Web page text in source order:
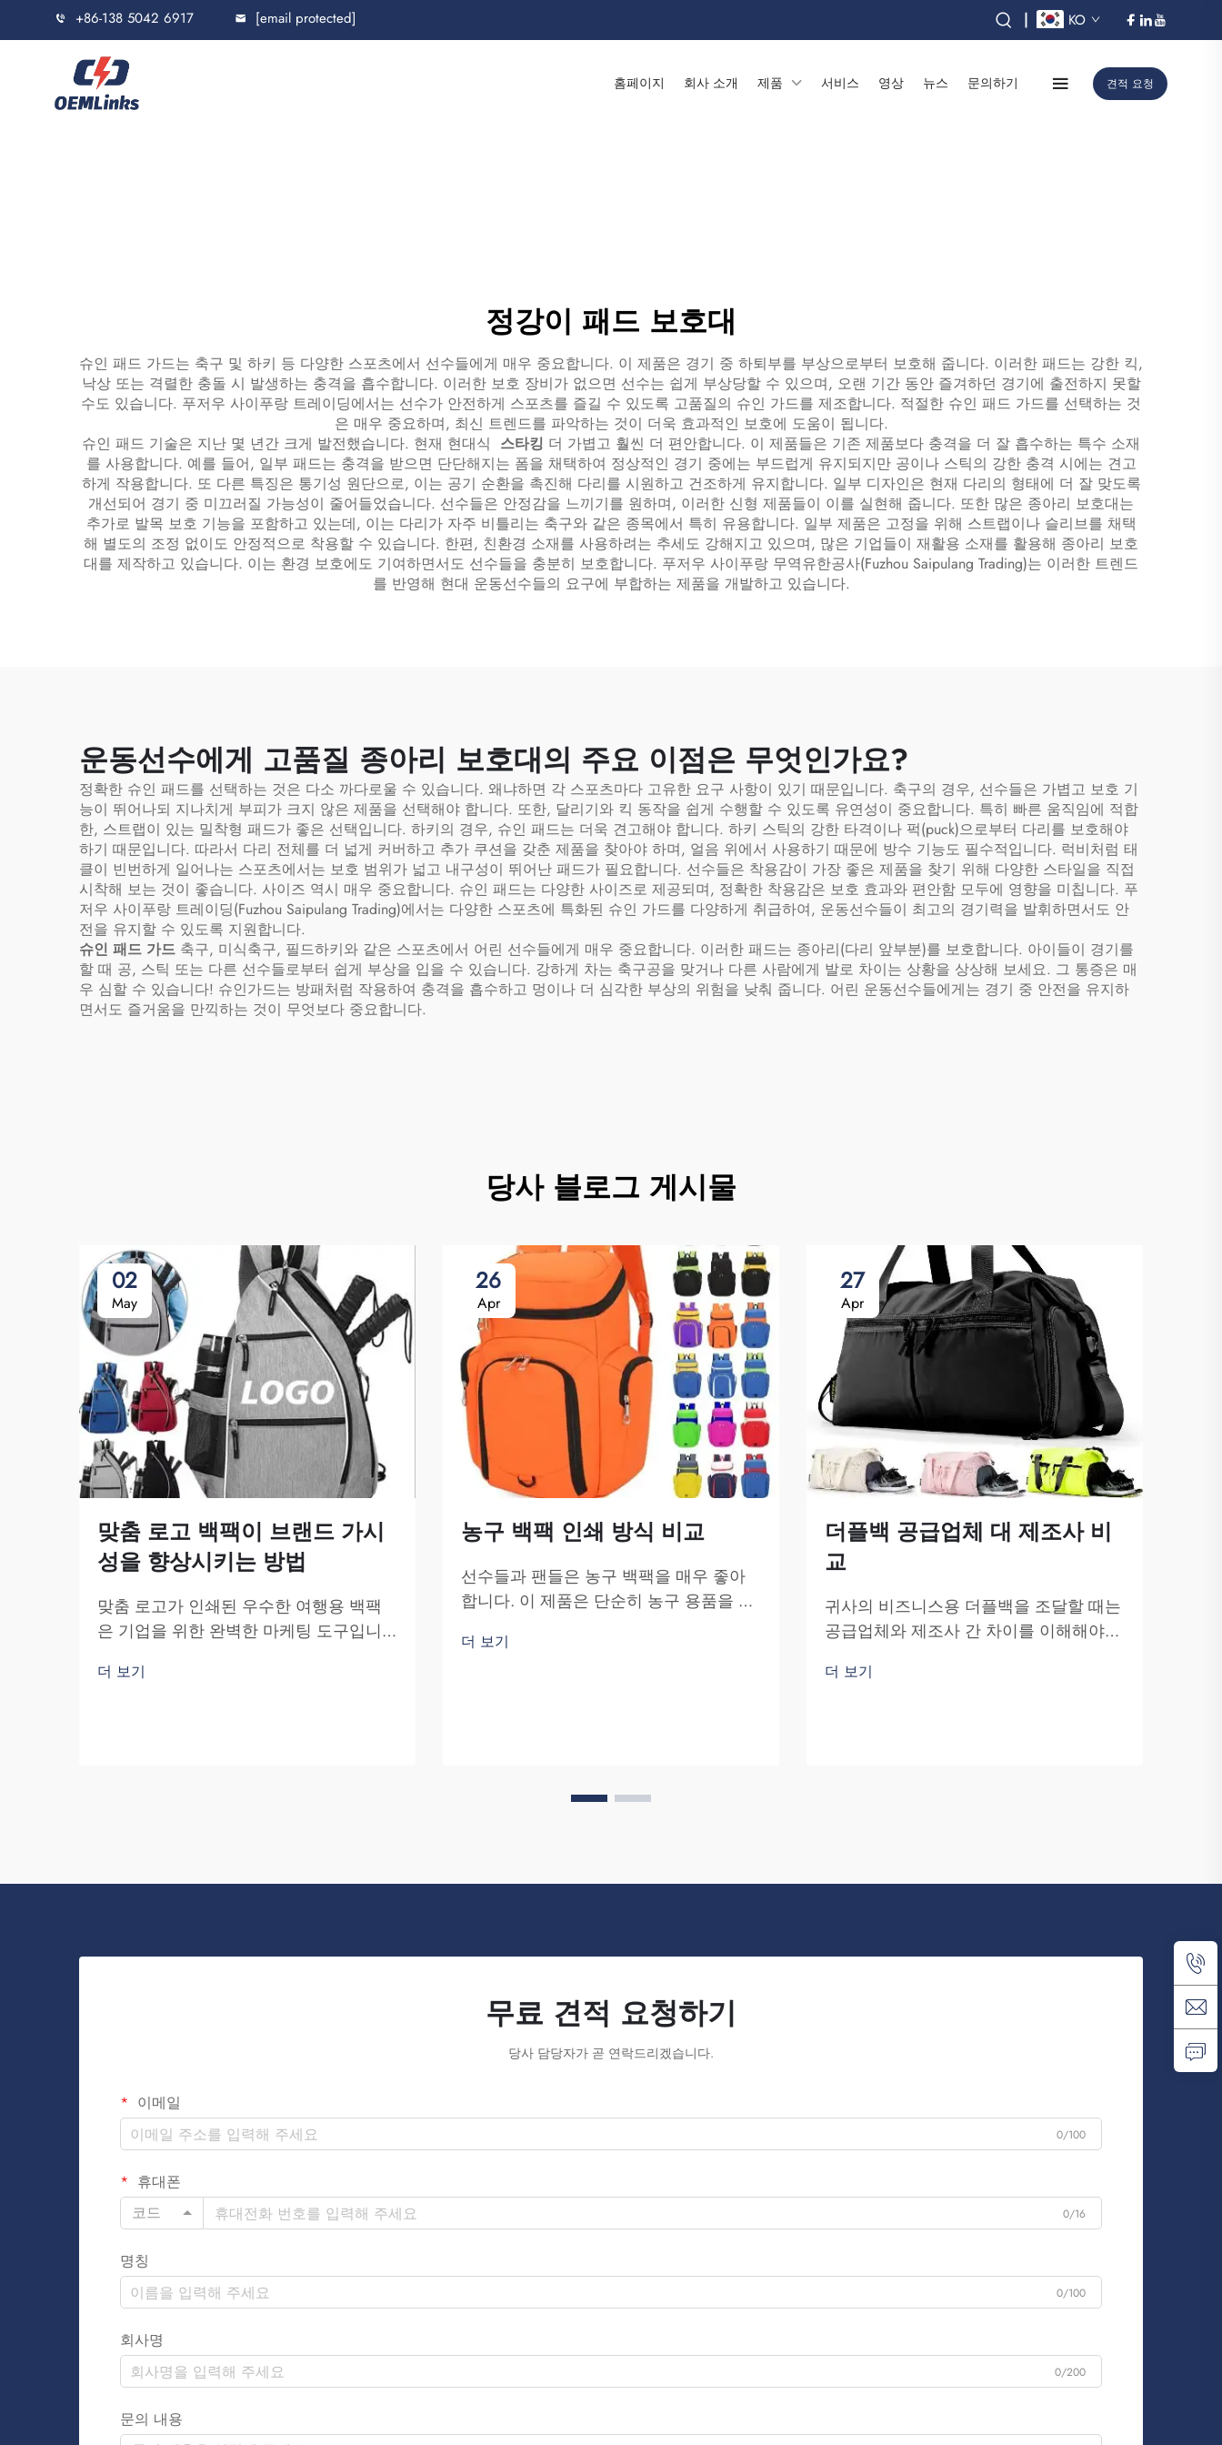
+86-138 5042 6917 [email protected] | KO
홈페이지 회사 소개 제품 서비스 영상 뉴스 문의하기 견적 요청
정강이 패드 보호대
슈인 패드 가드는 축구 및 하키 등 다양한 스포츠에서 선수들에게 매우 중요합니다. 이 제품은 경기 중 하퇴부를 부상으로부터 보호해 줍니다. 이러한 패드는 강한 킥,
낙상 또는 격렬한 충돌 시 발생하는 충격을 흡수합니다. 이러한 보호 장비가 없으면 선수는 쉽게 부상당할 수 있으며, 오랜 기간 동안 즐겨하던 경기에 출전하지 못할
수도 있습니다. 푸저우 사이푸랑 트레이딩에서는 선수가 안전하게 스포츠를 즐길 수 있도록 고품질의 슈인 가드를 제조합니다. 적절한 슈인 패드 가드를 선택하는 것
은 매우 중요하며, 최신 트렌드를 파악하는 것이 더욱 효과적인 보호에 도움이 됩니다.
슈인 패드 기술은 지난 몇 년간 크게 발전했습니다. 현재 현대식 스타킹 더 가볍고 훨씬 더 편안합니다. 이 제품들은 기존 제품보다 충격을 더 잘 흡수하는 특수 소재
를 사용합니다. 예를 들어, 일부 패드는 충격을 받으면 단단해지는 폼을 채택하여 정상적인 경기 중에는 부드럽게 유지되지만 공이나 스틱의 강한 충격 시에는 견고
하게 작용합니다. 또 다른 특징은 통기성 원단으로, 이는 공기 순환을 촉진해 다리를 시원하고 건조하게 유지합니다. 일부 디자인은 현재 다리의 형태에 더 잘 맞도록
개선되어 경기 중 미끄러질 가능성이 줄어들었습니다. 선수들은 안정감을 느끼기를 원하며, 이러한 신형 제품들이 이를 실현해 줍니다. 또한 많은 종아리 보호대는
추가로 발목 보호 기능을 포함하고 있는데, 이는 다리가 자주 비틀리는 축구와 같은 종목에서 특히 유용합니다. 일부 제품은 고정을 위해 스트랩이나 슬리브를 채택
해 별도의 조정 없이도 안정적으로 착용할 수 있습니다. 한편, 친환경 소재를 사용하려는 추세도 강해지고 있으며, 많은 기업들이 재활용 소재를 활용해 종아리 보호
대를 제작하고 있습니다. 이는 환경 보호에도 기여하면서도 선수들을 충분히 보호합니다. 푸저우 사이푸랑 무역유한공사(Fuzhou Saipulang Trading)는 이러한 트렌드
를 반영해 현대 운동선수들의 요구에 부합하는 제품을 개발하고 있습니다.
운동선수에게 고품질 종아리 보호대의 주요 이점은 무엇인가요?
정확한 슈인 패드를 선택하는 것은 다소 까다로울 수 있습니다. 왜냐하면 각 스포츠마다 고유한 요구 사항이 있기 때문입니다. 축구의 경우, 선수들은 가볍고 보호 기
능이 뛰어나되 지나치게 부피가 크지 않은 제품을 선택해야 합니다. 또한, 달리기와 킥 동작을 쉽게 수행할 수 있도록 유연성이 중요합니다. 특히 빠른 움직임에 적합
한, 스트랩이 있는 밀착형 패드가 좋은 선택입니다. 하키의 경우, 슈인 패드는 더욱 견고해야 합니다. 하키 스틱의 강한 타격이나 퍽(puck)으로부터 다리를 보호해야
하기 때문입니다. 따라서 다리 전체를 더 넓게 커버하고 추가 쿠션을 갖춘 제품을 찾아야 하며, 얼음 위에서 사용하기 때문에 방수 기능도 필수적입니다. 럭비처럼 태
클이 빈번하게 일어나는 스포츠에서는 보호 범위가 넓고 내구성이 뛰어난 패드가 필요합니다. 선수들은 착용감이 가장 좋은 제품을 찾기 위해 다양한 스타일을 직접
시착해 보는 것이 좋습니다. 사이즈 역시 매우 중요합니다. 슈인 패드는 다양한 사이즈로 제공되며, 정확한 착용감은 보호 효과와 편안함 모두에 영향을 미칩니다. 푸
저우 사이푸랑 트레이딩(Fuzhou Saipulang Trading)에서는 다양한 스포츠에 특화된 슈인 가드를 다양하게 취급하여, 운동선수들이 최고의 경기력을 발휘하면서도 안
전을 유지할 수 있도록 지원합니다.
슈인 패드 가드 축구, 미식축구, 필드하키와 같은 스포츠에서 어린 선수들에게 매우 중요합니다. 이러한 패드는 종아리(다리 앞부분)를 보호합니다. 아이들이 경기를
할 때 공, 스틱 또는 다른 선수들로부터 쉽게 부상을 입을 수 있습니다. 강하게 차는 축구공을 맞거나 다른 사람에게 발로 차이는 상황을 상상해 보세요. 그 통증은 매
우 심할 수 있습니다! 슈인가드는 방패처럼 작용하여 충격을 흡수하고 멍이나 더 심각한 부상의 위험을 낮춰 줍니다. 어린 운동선수들에게는 경기 중 안전을 유지하
면서도 즐거움을 만끽하는 것이 무엇보다 중요합니다.
당사 블로그 게시물
02
May
맞춤 로고 백팩이 브랜드 가시
성을 향상시키는 방법
맞춤 로고가 인쇄된 우수한 여행용 백팩
은 기업을 위한 완벽한 마케팅 도구입니
에 노출시킬 수 있다는 점은 결코 과소평
더 보기
26
Apr
농구 백팩 인쇄 방식 비교
선수들과 팬들은 농구 백팩을 매우 좋아
합니다. 이 제품은 단순히 농구 용품을 수
표현하는 데에도 사용됩니다. 후저우 사
더 보기
27
Apr
더플백 공급업체 대 제조사 비
교
귀사의 비즈니스용 더플백을 조달할 때는
공급업체와 제조사 간 차이를 이해해야
업인 반면, 제조사는 제품을 직접 생산합
더 보기
무료 견적 요청하기
당사 담당자가 곧 연락드리겠습니다.
이메일
0/100
휴대폰
코드
0/16
명칭
0/100
회사명
0/200
문의 내용